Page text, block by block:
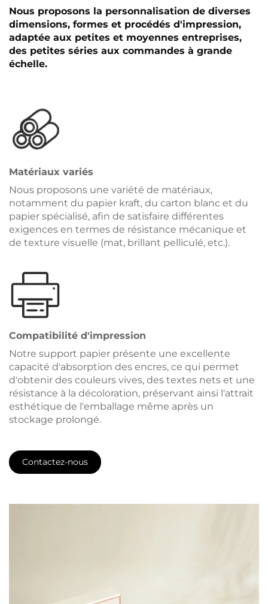
Nous proposons la personnalisation de diverses
dimensions, formes et procédés d'impression,
adaptée aux petites et moyennes entreprises,
des petites séries aux commandes à grande
échelle.
Matériaux variés
Nous proposons une variété de matériaux,
notamment du papier kraft, du carton blanc et du
papier spécialisé, afin de satisfaire différentes
exigences en termes de résistance mécanique et
de texture visuelle (mat, brillant pelliculé, etc.).
Compatibilité d'impression
Notre support papier présente une excellente
capacité d'absorption des encres, ce qui permet
d'obtenir des couleurs vives, des textes nets et une
résistance à la décoloration, préservant ainsi l'attrait
esthétique de l'emballage même après un
stockage prolongé.
Contactez-nous